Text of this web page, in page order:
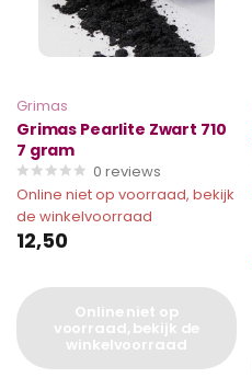
Grimas
Grimas Pearlite Zwart 710
7 gram
0 reviews
Online niet op voorraad, bekijk
de winkelvoorraad
12,50
Online niet op
voorraad, bekijk de
winkelvoorraad